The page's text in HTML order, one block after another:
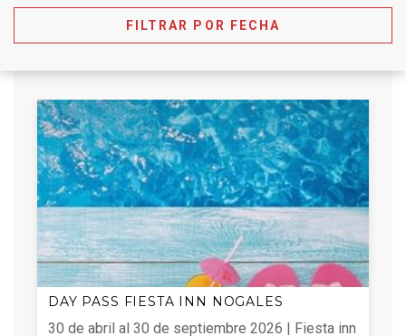
FILTRAR POR FECHA
DAY PASS FIESTA INN NOGALES
30 de abril al 30 de septiembre 2026 | Fiesta inn